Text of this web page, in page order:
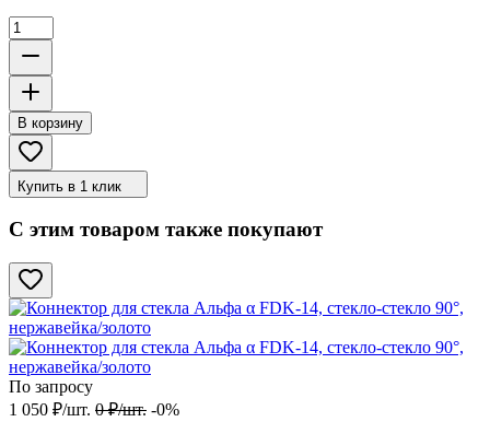
В корзину
Купить в 1 клик
С этим товаром также покупают
По запросу
1 050 ₽/шт. 0 ₽/шт. -0%